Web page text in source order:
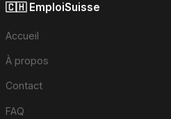
🇨🇭 EmploiSuisse
Accueil
À propos
Contact
FAQ